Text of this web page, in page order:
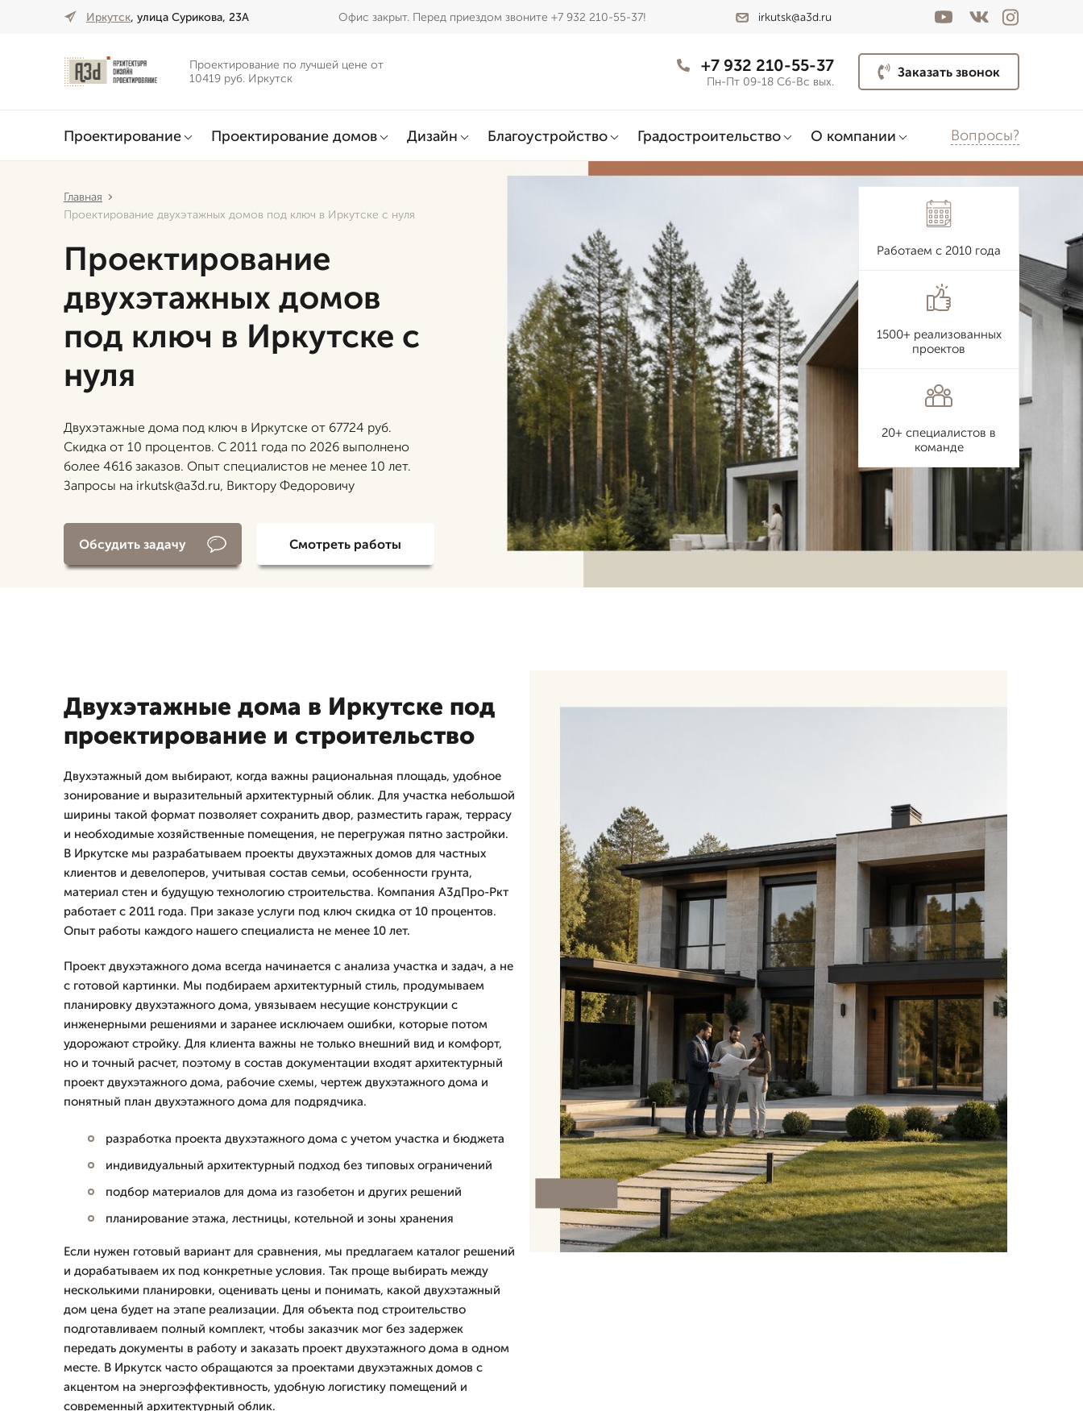
Иркутск, улица Сурикова, 23А Офис закрыт. Перед приездом звоните +7 932 210-55-37! irkutsk@a3d.ru
Проектирование по лучшей цене от
10419 руб. Иркутск
+7 932 210-55-37
Пн-Пт 09-18 Сб-Вс вых.
Заказать звонок
Проектирование Проектирование домов Дизайн Благоустройство Градостроительство О компании Вопросы?
Главная
Проектирование двухэтажных домов под ключ в Иркутске с нуля
Проектирование
двухэтажных домов
под ключ в Иркутске с
нуля
Двухэтажные дома под ключ в Иркутске от 67724 руб.
Скидка от 10 процентов. С 2011 года по 2026 выполнено
более 4616 заказов. Опыт специалистов не менее 10 лет.
Запросы на irkutsk@a3d.ru, Виктору Федоровичу
Обсудить задачу Смотреть работы
Работаем с 2010 года
1500+ реализованных
проектов
20+ специалистов в
команде
Двухэтажные дома в Иркутске под
проектирование и строительство
Двухэтажный дом выбирают, когда важны рациональная площадь, удобное
зонирование и выразительный архитектурный облик. Для участка небольшой
ширины такой формат позволяет сохранить двор, разместить гараж, террасу
и необходимые хозяйственные помещения, не перегружая пятно застройки.
В Иркутске мы разрабатываем проекты двухэтажных домов для частных
клиентов и девелоперов, учитывая состав семьи, особенности грунта,
материал стен и будущую технологию строительства. Компания А3дПро-Ркт
работает с 2011 года. При заказе услуги под ключ скидка от 10 процентов.
Опыт работы каждого нашего специалиста не менее 10 лет.
Проект двухэтажного дома всегда начинается с анализа участка и задач, а не
с готовой картинки. Мы подбираем архитектурный стиль, продумываем
планировку двухэтажного дома, увязываем несущие конструкции с
инженерными решениями и заранее исключаем ошибки, которые потом
удорожают стройку. Для клиента важны не только внешний вид и комфорт,
но и точный расчет, поэтому в состав документации входят архитектурный
проект двухэтажного дома, рабочие схемы, чертеж двухэтажного дома и
понятный план двухэтажного дома для подрядчика.
разработка проекта двухэтажного дома с учетом участка и бюджета
индивидуальный архитектурный подход без типовых ограничений
подбор материалов для дома из газобетон и других решений
планирование этажа, лестницы, котельной и зоны хранения
Если нужен готовый вариант для сравнения, мы предлагаем каталог решений
и дорабатываем их под конкретные условия. Так проще выбирать между
несколькими планировки, оценивать цены и понимать, какой двухэтажный
дом цена будет на этапе реализации. Для объекта под строительство
подготавливаем полный комплект, чтобы заказчик мог без задержек
передать документы в работу и заказать проект двухэтажного дома в одном
месте. В Иркутск часто обращаются за проектами двухэтажных домов с
акцентом на энергоэффективность, удобную логистику помещений и
современный архитектурный облик.